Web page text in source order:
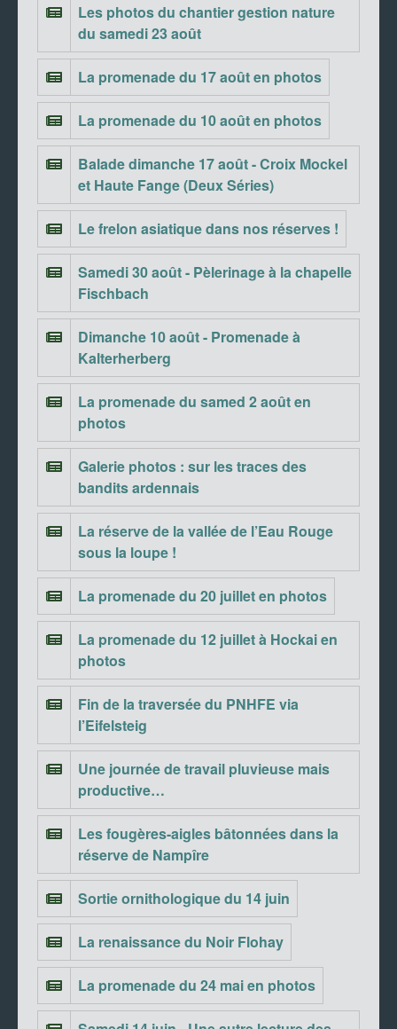
Les photos du chantier gestion nature
du samedi 23 août
La promenade du 17 août en photos
La promenade du 10 août en photos
Balade dimanche 17 août - Croix Mockel
et Haute Fange (Deux Séries)
Le frelon asiatique dans nos réserves !
Samedi 30 août - Pèlerinage à la chapelle
Fischbach
Dimanche 10 août - Promenade à
Kalterherberg
La promenade du samed 2 août en
photos
Galerie photos : sur les traces des
bandits ardennais
La réserve de la vallée de l’Eau Rouge
sous la loupe !
La promenade du 20 juillet en photos
La promenade du 12 juillet à Hockai en
photos
Fin de la traversée du PNHFE via
l’Eifelsteig
Une journée de travail pluvieuse mais
productive…
Les fougères-aigles bâtonnées dans la
réserve de Nampîre
Sortie ornithologique du 14 juin
La renaissance du Noir Flohay
La promenade du 24 mai en photos